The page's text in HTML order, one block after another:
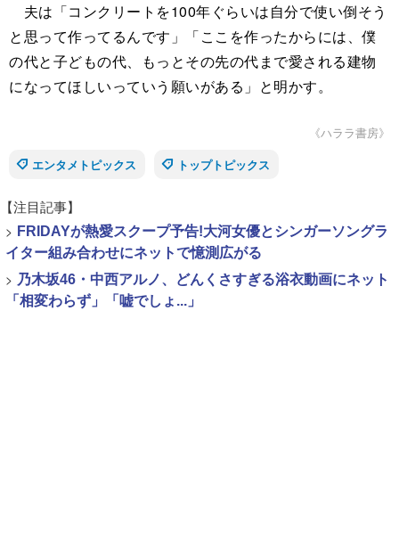
夫は「コンクリートを100年ぐらいは自分で使い倒そう
と思って作ってるんです」「ここを作ったからには、僕
の代と子どもの代、もっとその先の代まで愛される建物
になってほしいっていう願いがある」と明かす。
《ハララ書房》
エンタメトピックス
トップトピックス
【注目記事】
> FRIDAYが熱愛スクープ予告!大河女優とシンガーソングラ
イター組み合わせにネットで憶測広がる
> 乃木坂46・中西アルノ、どんくさすぎる浴衣動画にネット
「相変わらず」「嘘でしょ...」